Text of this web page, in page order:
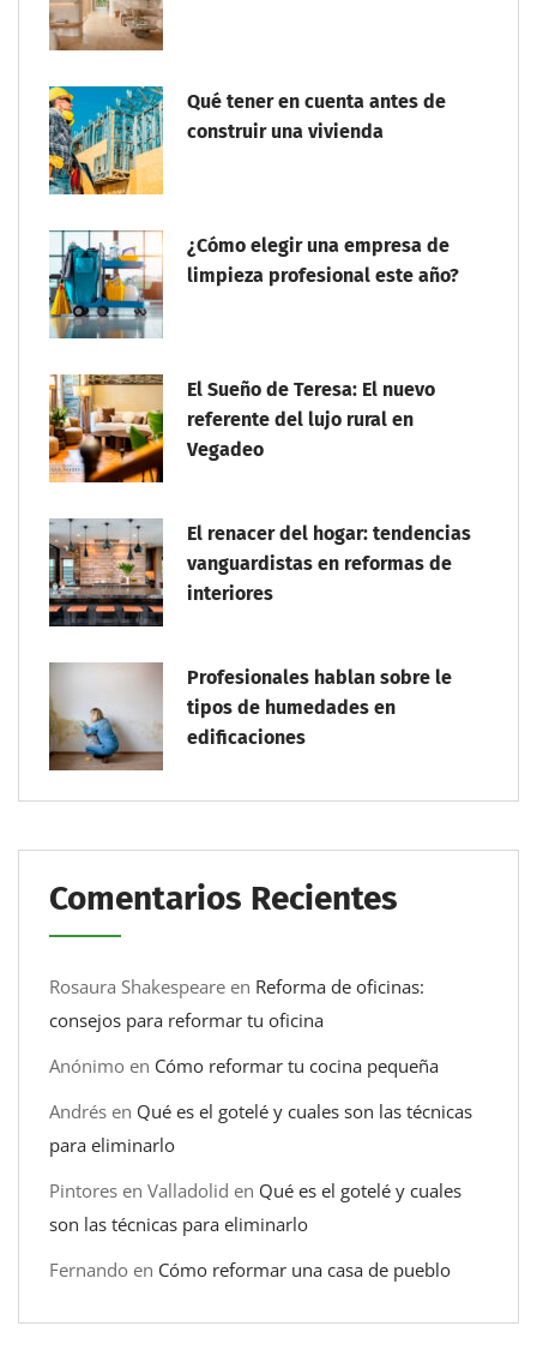
Qué tener en cuenta antes de
construir una vivienda
¿Cómo elegir una empresa de
limpieza profesional este año?
El Sueño de Teresa: El nuevo
referente del lujo rural en
Vegadeo
El renacer del hogar: tendencias
vanguardistas en reformas de
interiores
Profesionales hablan sobre le
tipos de humedades en
edificaciones
Comentarios Recientes
Rosaura Shakespeare en Reforma de oficinas:
consejos para reformar tu oficina
Anónimo en Cómo reformar tu cocina pequeña
Andrés en Qué es el gotelé y cuales son las técnicas
para eliminarlo
Pintores en Valladolid en Qué es el gotelé y cuales
son las técnicas para eliminarlo
Fernando en Cómo reformar una casa de pueblo